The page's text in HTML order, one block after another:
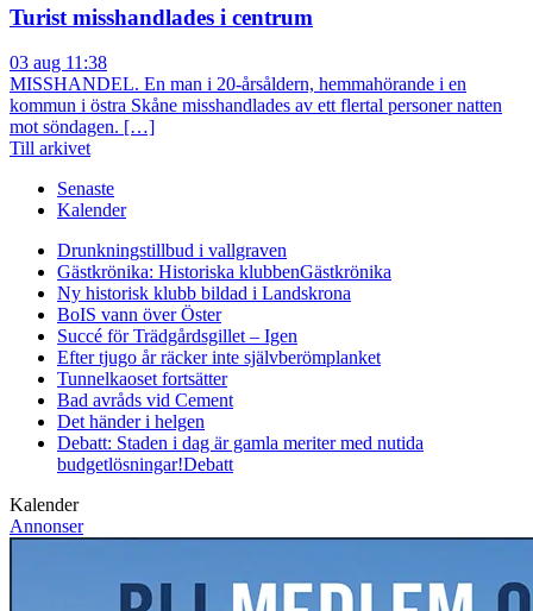
Turist misshandlades i centrum
03 aug 11:38
MISSHANDEL. En man i 20-årsåldern, hemmahörande i en
kommun i östra Skåne misshandlades av ett flertal personer natten
mot söndagen. […]
Till arkivet
Senaste
Kalender
Drunkningstillbud i vallgraven
Gästkrönika: Historiska klubbenGästkrönika
Ny historisk klubb bildad i Landskrona
BoIS vann över Öster
Succé för Trädgårdsgillet – Igen
Efter tjugo år räcker inte självberömplanket
Tunnelkaoset fortsätter
Bad avråds vid Cement
Det händer i helgen
Debatt: Staden i dag är gamla meriter med nutida
budgetlösningar!Debatt
Kalender
Annonser